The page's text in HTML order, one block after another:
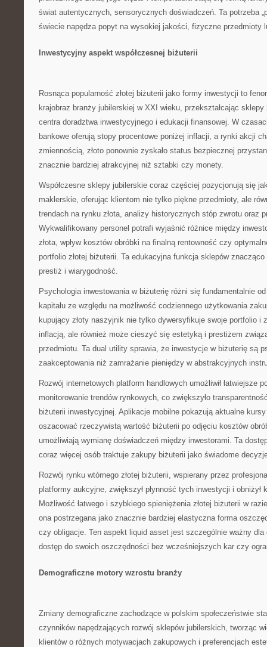
świat autentycznych, sensorycznych doświadczeń. Ta potrzeba
świecie napędza popyt na wysokiej jakości, fizyczne przedmioty
Inwestycyjny aspekt współczesnej biżuterii
Rosnąca popularność złotej biżuterii jako formy inwestycji to
krajobraz branży jubilerskiej w XXI wieku, przekształcając
centra doradztwa inwestycyjnego i edukacji finansowej. W
bankowe oferują stopy procentowe poniżej inflacji, a rynki akcji
zmiennością, złoto ponownie zyskało status bezpiecznej
znacznie bardziej atrakcyjnej niż sztabki czy monety.
Współczesne sklepy jubilerskie coraz częściej pozycjonują się
maklerskie, oferując klientom nie tylko piękne przedmioty, ale
trendach na rynku złota, analizy historycznych stóp zwrotu oraz
Wykwalifikowany personel potrafi wyjaśnić różnice między
złota, wpływ kosztów obróbki na finalną rentowność czy
portfolio złotej biżuterii. Ta edukacyjna funkcja sklepów znacząco
prestiż i wiarygodność.
Psychologia inwestowania w biżuterię różni się fundamentalnie
kapitału ze względu na możliwość codziennego użytkowania
kupujący złoty naszyjnik nie tylko dywersyfikuje swoje portfolio i
inflacją, ale również może cieszyć się estetyką i prestiżem
przedmiotu. Ta dual utility sprawia, że inwestycje w biżuterię są
zaakceptowania niż zamrażanie pieniędzy w abstrakcyjnych
Rozwój internetowych platform handlowych umożliwił łatwiejsze
monitorowanie trendów rynkowych, co zwiększyło
biżuterii inwestycyjnej. Aplikacje mobilne pokazują aktualne
oszacować rzeczywistą wartość biżuterii po odjęciu kosztów
umożliwiają wymianę doświadczeń między inwestorami. Ta
coraz więcej osób traktuje zakupy biżuterii jako świadome
Rozwój rynku wtórnego złotej biżuterii, wspierany przez
platformy aukcyjne, zwiększył płynność tych inwestycji i obniżył
Możliwość łatwego i szybkiego spieniężenia złotej biżuterii w
ona postrzegana jako znacznie bardziej elastyczna forma
czy obligacje. Ten aspekt liquid asset jest szczególnie ważny
dostęp do swoich oszczędności bez wcześniejszych kar czy
Demograficzne motory wzrostu branży
Zmiany demograficzne zachodzące w polskim społeczeństwie
czynników napędzających rozwój sklepów jubilerskich, tworząc
klientów o różnych motywacjach zakupowych i preferencjach